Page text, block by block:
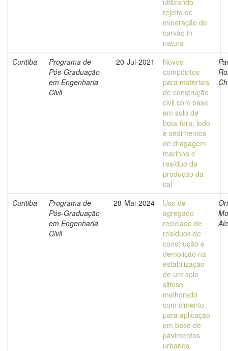
utilizando
rejeito de
mineração de
carvão in
natura
Curitiba
Programa de
Pós-Graduação
em Engenharia
Civil
20-Jul-2021
Novos
compósitos
para materiais
de construção
civil com base
em solo de
bota-fora, lodo
e sedimentos
de dragagem
marinha e
resíduo da
produção da
cal
Curitiba
Programa de
Pós-Graduação
em Engenharia
Civil
28-Mai-2024
Uso de
agregado
reciclado de
resíduos de
construção e
demolição na
estabilização
de um solo
siltoso
melhorado
com cimento
para aplicação
em base de
pavimentos
urbanos